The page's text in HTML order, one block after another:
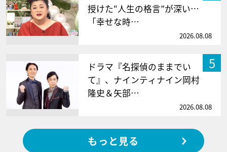
授けた“人生の格言”が深い…
「幸せな時…
2026.08.08
5
ドラマ『名探偵のままでい
て』、ナインティナイン岡村
隆史＆矢部…
2026.08.08
もっと見る